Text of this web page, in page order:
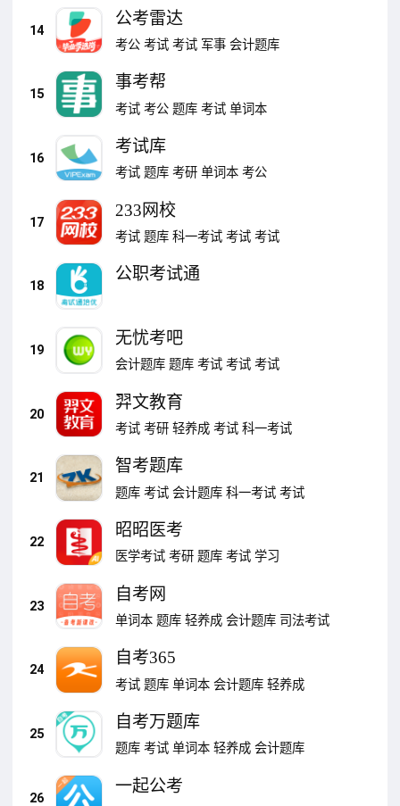
14
公考雷达
考公 考试 考试 军事 会计题库
15
事考帮
考试 考公 题库 考试 单词本
16
考试库
考试 题库 考研 单词本 考公
17
233网校
考试 题库 科一考试 考试 考试
18
公职考试通
19
无忧考吧
会计题库 题库 考试 考试 考试
20
羿文教育
考试 考研 轻养成 考试 科一考试
21
智考题库
题库 考试 会计题库 科一考试 考试
22
昭昭医考
医学考试 考研 题库 考试 学习
23
自考网
单词本 题库 轻养成 会计题库 司法考试
24
自考365
考试 题库 单词本 会计题库 轻养成
25
自考万题库
题库 考试 单词本 轻养成 会计题库
26
一起公考